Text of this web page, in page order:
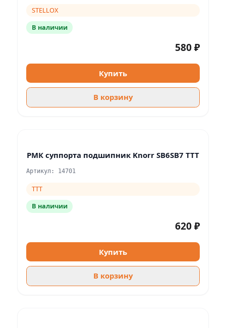
STELLOX
В наличии
580 ₽
Купить
В корзину
РМК суппорта подшипник Knorr SB6SB7 TTT
Артикул: 14701
TTT
В наличии
620 ₽
Купить
В корзину